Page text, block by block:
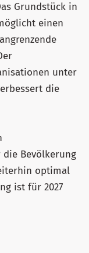
Grundstück in
einen
unter
die
Bevölkerung
optimal
ist für 2027